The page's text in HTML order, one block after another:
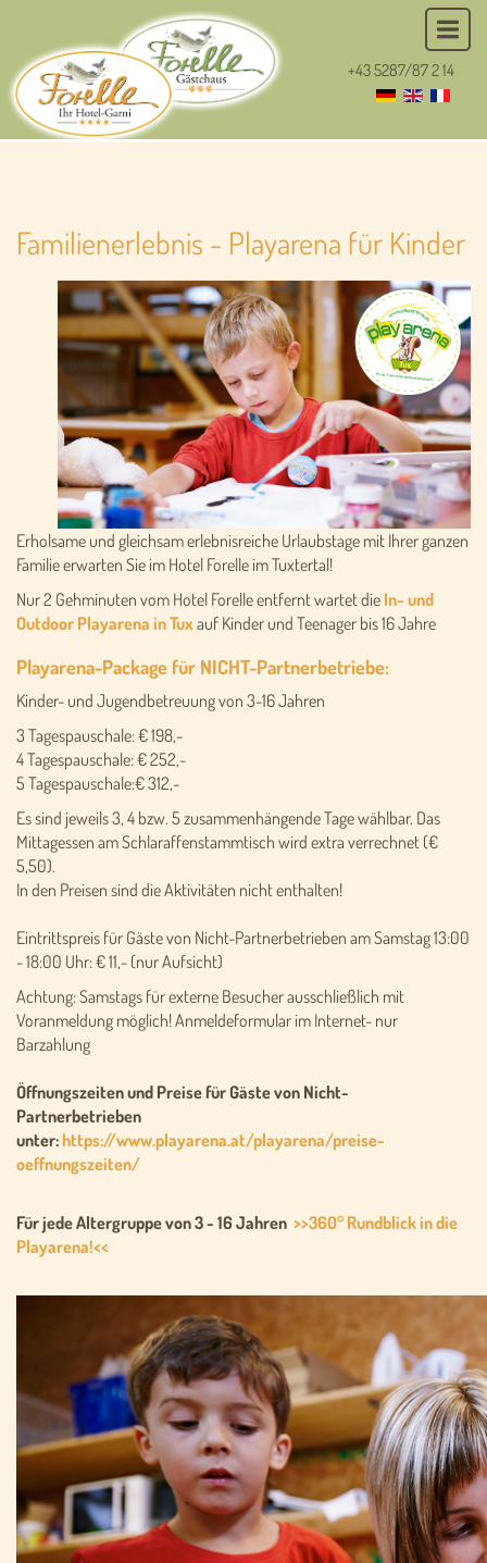
+43 5287/87 2 14
Familienerlebnis - Playarena für Kinder
Erholsame und gleichsam erlebnisreiche Urlaubstage mit Ihrer ganzen
Familieerwarten Sie im Hotel Forelle im Tuxtertal!
Nur 2 Gehminuten vom Hotel Forelle entfernt wartet die In- und
Outdoor Playarena in Tux auf Kinder und Teenager bis 16 Jahre
Playarena-Package für NICHT-Partnerbetriebe:
Kinder- und Jugendbetreuung von 3-16 Jahren
3 Tagespauschale: € 198,-
4 Tagespauschale: € 252,-
5 Tagespauschale:€ 312,-
Es sind jeweils 3, 4 bzw. 5 zusammenhängende Tage wählbar. Das
Mittagessen am Schlaraffenstammtisch wird extra verrechnet (€
5,50).
In den Preisen sind die Aktivitäten nicht enthalten!
Eintrittspreis für Gäste von Nicht-Partnerbetrieben am Samstag 13:00
- 18:00 Uhr: € 11,- (nur Aufsicht)
Achtung: Samstags für externe Besucher ausschließlich mit
Voranmeldung möglich! Anmeldeformular im Internet- nur
Barzahlung
Öffnungszeiten und Preise für Gäste von Nicht-
Partnerbetrieben
unter:https://www.playarena.at/playarena/preise-
oeffnungszeiten/
Für jede Altergruppe von 3 - 16 Jahren >>360° Rundblick in die
Playarena!<<